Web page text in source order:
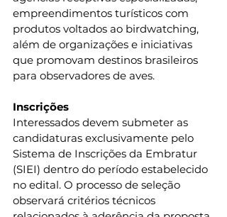
empreendimentos turísticos com
produtos voltados ao birdwatching,
além de organizações e iniciativas
que promovam destinos brasileiros
para observadores de aves.
Inscrições
Interessados devem submeter as
candidaturas exclusivamente pelo
Sistema de Inscrições da Embratur
(SIEI) dentro do período estabelecido
no edital. O processo de seleção
observará critérios técnicos